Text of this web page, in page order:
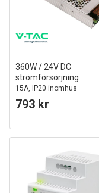
360W / 24V DC
strömförsörjning
15A, IP20 inomhus
793 kr